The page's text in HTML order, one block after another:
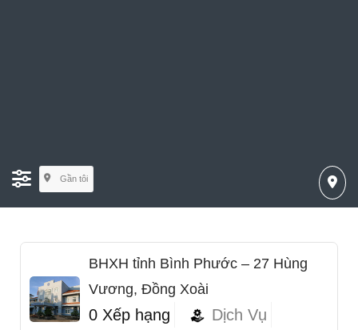
Gần tôi
BHXH tỉnh Bình Phước – 27 Hùng
Vương, Đồng Xoài
0 Xếp hạng
Dịch Vụ